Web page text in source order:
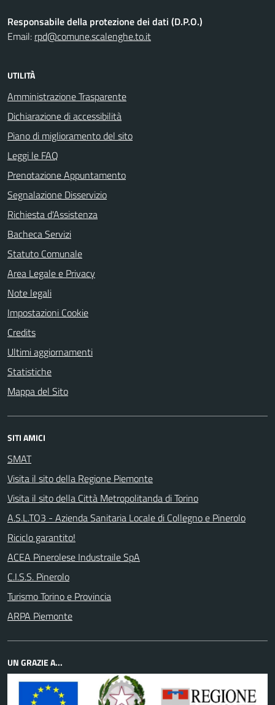
Responsabile della protezione dei dati (D.P.O.)
Email: rpd@comune.scalenghe.to.it
UTILITÀ
Amministrazione Trasparente
Dichiarazione di accessibilità
Piano di miglioramento del sito
Leggi le FAQ
Prenotazione Appuntamento
Segnalazione Disservizio
Richiesta d'Assistenza
Bacheca Servizi
Statuto Comunale
Area Legale e Privacy
Note legali
Impostazioni Cookie
Credits
Ultimi aggiornamenti
Statistiche
Mappa del Sito
SITI AMICI
SMAT
Visita il sito della Regione Piemonte
Visita il sito della Città Metropolitanda di Torino
A.S.L.TO3 - Azienda Sanitaria Locale di Collegno e Pinerolo
Riciclo garantito!
ACEA Pinerolese Industraile SpA
C.I.S.S. Pinerolo
Turismo Torino e Provincia
ARPA Piemonte
UN GRAZIE A...